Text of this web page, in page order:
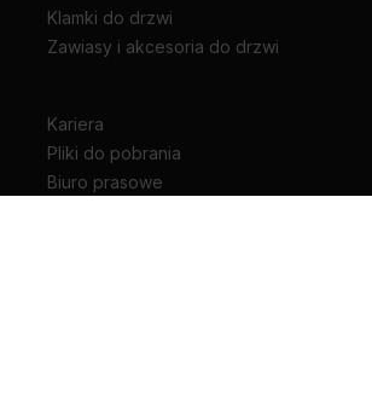
Klamki do drzwi
Zawiasy i akcesoria do drzwi
Kariera
Pliki do pobrania
Biuro prasowe